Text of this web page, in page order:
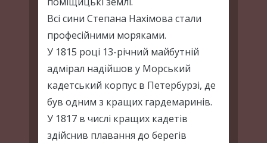
Всі сини Степана Нахімова стали
професійними моряками.
У 1815 році 13-річний майбутній
адмірал надійшов у Морський
кадетський корпус в Петербурзі, де
був одним з кращих гардемаринів.
У 1817 в числі кращих кадетів
здійснив плавання до берегів